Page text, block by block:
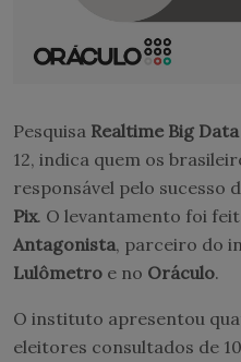
Pesquisa Realtime Big Data
12, indica quem os
responsável pelo sucesso
Pix. O levantamento foi
Antagonista, parceiro do
Lulômetro e no Oráculo.
O instituto apresentou
eleitores consultados de